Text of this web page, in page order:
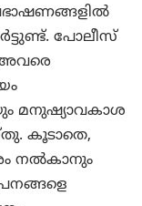
പോലീസ്
അവരെ
മനുഷ്യാവകാശ
കൂടാതെ,
നൽകാനും